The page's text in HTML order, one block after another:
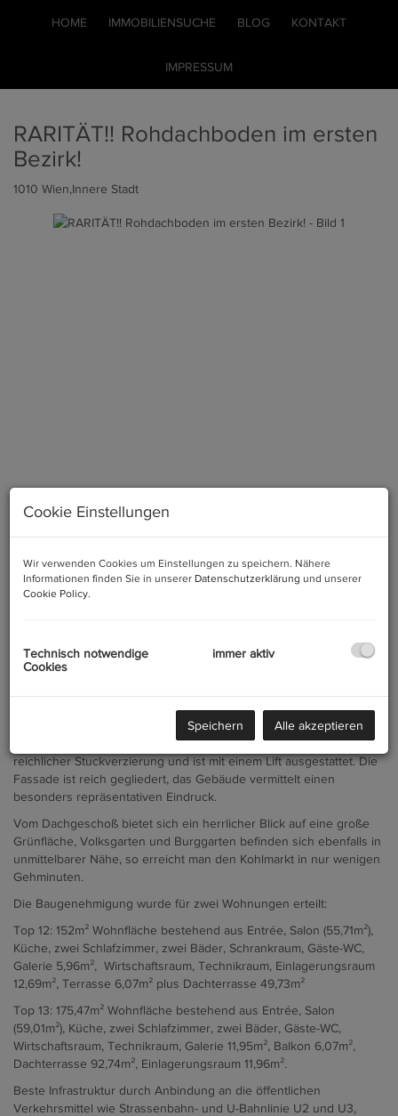
HOME IMMOBILIENSUCHE BLOG KONTAKT
IMPRESSUM
RARITÄT!! Rohdachboden im ersten
Bezirk!
1010 Wien,Innere Stadt
Beschreibung
prachtvollen Gebäude aus der Gründerzeit, errichtet im Stil der
Wiener Neorenaissance in bester Innenstadtlage. Das Gebäude
bietet einen herrschaftlichen Eingang samt Gewölbedecke und
reichlicher Stuckverzierung und ist mit einem Lift ausgestattet. Die
Fassade ist reich gegliedert, das Gebäude vermittelt einen
besonders repräsentativen Eindruck.
Vom Dachgeschoß bietet sich ein herrlicher Blick auf eine große
Grünfläche, Volksgarten und Burggarten befinden sich ebenfalls in
unmittelbarer Nähe, so erreicht man den Kohlmarkt in nur wenigen
Gehminuten.
Die Baugenehmigung wurde für zwei Wohnungen erteilt:
Top 12: 152m² Wohnfläche bestehend aus Entrée, Salon (55,71m²),
Küche, zwei Schlafzimmer, zwei Bäder, Schrankraum, Gäste-WC,
Galerie 5,96m², Wirtschaftsraum, Technikraum, Einlagerungsraum
12,69m², Terrasse 6,07m² plus Dachterrasse 49,73m²
Top 13: 175,47m² Wohnfläche bestehend aus Entrée, Salon
(59,01m²), Küche, zwei Schlafzimmer, zwei Bäder, Gäste-WC,
Wirtschaftsraum, Technikraum, Galerie 11,95m², Balkon 6,07m²,
Dachterrasse 92,74m², Einlagerungsraum 11,96m².
Beste Infrastruktur durch Anbindung an die öffentlichen
Verkehrsmittel wie Strassenbahn- und U-Bahnlinie U2 und U3,
Cookie Einstellungen
Wir verwenden Cookies um Einstellungen zu speichern. Nähere
Informationen finden Sie in unserer Datenschutzerklärung und unserer
Cookie Policy.
Technisch notwendige
Cookies
immer aktiv
Speichern Alle akzeptieren